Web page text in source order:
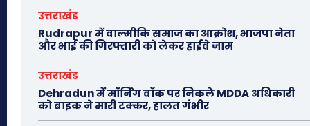
उत्तराखंड
Rudrapur में वाल्मीकि समाज का आक्रोश, भाजपा नेता
और भाई की गिरफ्तारी को लेकर हाईवे जाम
उत्तराखंड
Dehradun में मॉर्निंग वॉक पर निकले MDDA अधिकारी
को बाइक ने मारी टक्कर, हालत गंभीर